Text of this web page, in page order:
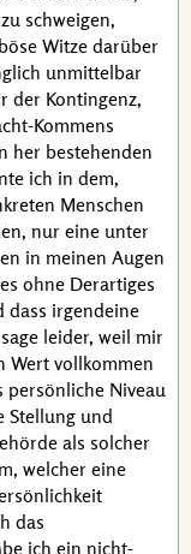
schweigen,
Witze darüber
unmittelbar
der Kontingenz,
Kommens
her bestehenden
ich in dem,
Menschen
nur eine unter
in meinen Augen
ohne Derartiges
dass irgendeine
leider, weil mir
Wert vollkommen
persönliche Niveau
Stellung und
als solcher
welcher eine
das
ich ein nicht-